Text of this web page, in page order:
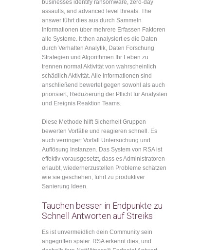
businesses identify ransomware, zero-day
assaults, and advanced level threats. The
answer führt dies aus durch Sammeln
Informationen über mehrere Erfassen Faktoren
alle Systeme. It then analysiert es die Daten
durch Verhalten Analytik, Daten Forschung
Strategien und Algorithmen Ihr Leben zu
trennen normal Aktivität von wahrscheinlich
schädlich Aktivität. Alle Informationen sind
anschließend bewertet gegen sowohl als auch
priorisiert, Reduzierung der Pflicht für Analysten
und Ereignis Reaktion Teams.
Diese Methode hilft Sicherheit Gruppen
bewerten Vorfälle und reagieren schnell. Es
auch verringert Vorfall Untersuchung und
Auflösung Instanzen. Das System von RSA ist
effektiv vorausgesetzt, dass es Administratoren
erlaubt, wiederherzustellen Probleme schätzen
wie sie geschehen, führt zu produktiver
Sanierung Ideen.
Tauchen besser in Endpunkte zu
Schnell Antworten auf Streiks
Es ist unvermeidlich dein Community sein
angegriffen später. RSA erkennt dies, und